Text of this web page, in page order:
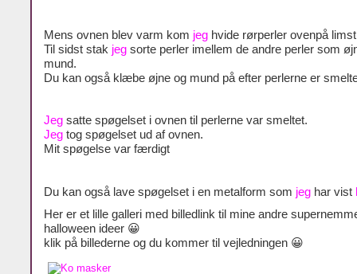
Mens ovnen blev varm kom jeg hvide rørperler ovenpå
Til sidst stak jeg sorte perler imellem de andre perler som
mund.
Du kan også klæbe øjne og mund på efter perlerne er
Jeg satte spøgelset i ovnen til perlerne var smeltet.
Jeg tog spøgelset ud af ovnen.
Mit spøgelse var færdigt
Du kan også lave spøgelset i en metalform som jeg har vist
Her er et lille galleri med billedlink til mine andre
halloween ideer 😀
klik på billederne og du kommer til vejledningen 😀